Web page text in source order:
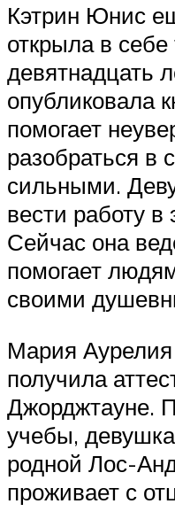
Кэтрин Юнис
открыла в
девятнадцать
опубликовала
помогает
разобраться в
сильными.
вести работу
Сейчас она
помогает
своими
Мария Аурелия
получила
Джорджтауне.
учебы,
родной Лос-
проживает с